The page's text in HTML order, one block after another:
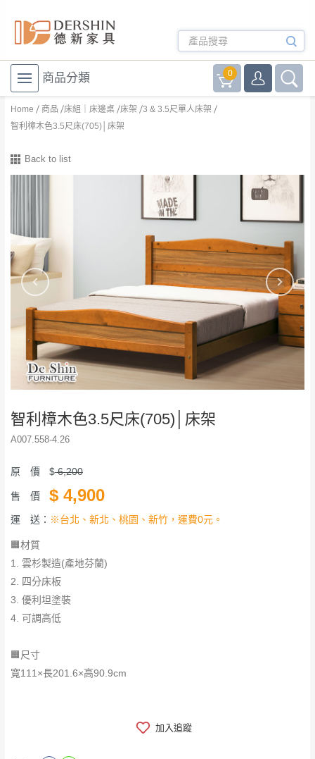
商品分類 0
Home 商品 床組｜床邊桌 床架
3 & 3.5尺單人床架
智利樟木色3.5尺床(705)│床架
Back to list
智利樟木色3.5尺床(705)│床架
A007.558-4.26
原 價 $6,200
售 價 $ 4,900
運 送： ※台北、新北、桃園、新竹，運費0元。
🟧材質
1. 雲杉製造(產地芬蘭)
2. 四分床板
3. 優利坦塗裝
4. 可調高低
🟧尺寸
寬111×長201.6×高90.9cm
加入追蹤